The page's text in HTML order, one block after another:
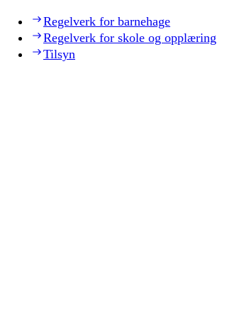
Regelverk for barnehage
Regelverk for skole og opplæring
Tilsyn